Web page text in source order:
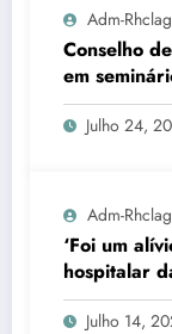
Adm-
Conselho
em
Julho 24,
Adm-
‘Foi um
hospitalar
transforma
Julho 14,